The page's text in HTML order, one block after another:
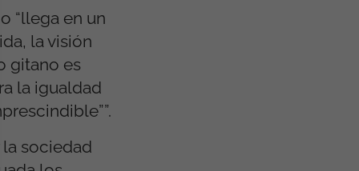
“llega en un
la visión
gitano es
la igualdad
sociedad